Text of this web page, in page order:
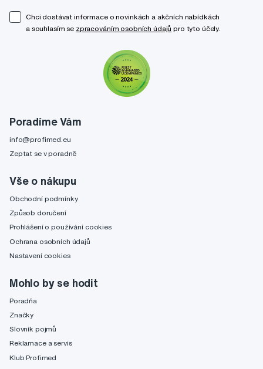
Poradíme Vám
info@profimed.eu
Zeptat se v poradně
Vše o nákupu
Obchodní podmínky
Způsob doručení
Prohlášení o používání cookies
Ochrana osobních údajů
Nastavení cookies
Mohlo by se hodit
Poradňa
Značky
Slovník pojmů
Reklamace a servis
Klub Profimed
Chci dostávat informace o novinkách a akčních nabídkách
a souhlasím se zpracováním osobních údajů pro tyto účely.